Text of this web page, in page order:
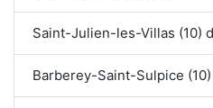
Saint-Julien-les-Villas (10)
Barberey-Saint-Sulpice